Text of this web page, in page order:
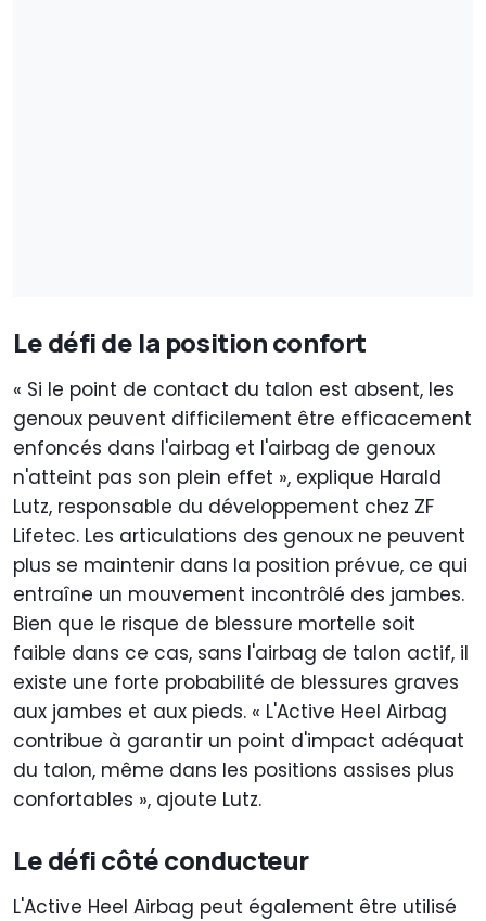
Le défi de la position confort
« Si le point de contact du talon est absent, les
genoux peuvent difficilement être efficacement
enfoncés dans l'airbag et l'airbag de genoux
n'atteint pas son plein effet », explique Harald
Lutz, responsable du développement chez ZF
Lifetec. Les articulations des genoux ne peuvent
plus se maintenir dans la position prévue, ce qui
entraîne un mouvement incontrôlé des jambes.
Bien que le risque de blessure mortelle soit
faible dans ce cas, sans l'airbag de talon actif, il
existe une forte probabilité de blessures graves
aux jambes et aux pieds. « L'Active Heel Airbag
contribue à garantir un point d'impact adéquat
du talon, même dans les positions assises plus
confortables », ajoute Lutz.
Le défi côté conducteur
L'Active Heel Airbag peut également être utilisé